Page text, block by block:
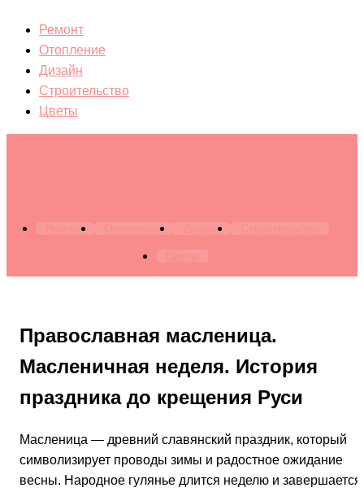
Ремонт
Отопление
Дизайн
Строительство
Цветы
Ремонт Отопление Дизайн
Православная масленица.
Масленичная неделя. История
праздника до крещения Руси
Масленица — древний славянский праздник, который
символизирует проводы зимы и радостное ожидание
весны. Народное гулянье длится неделю и завершается